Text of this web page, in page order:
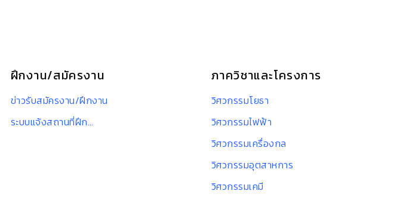
ฝึกงาน/สมัครงาน
ข่าวรับสมัครงาน/ฝึกงาน
ระบบแจ้งสถานที่ฝึก…
ภาควิชาและโครงการ
วิศวกรรมโยธา
วิศวกรรมไฟฟ้า
วิศวกรรมเครื่องกล
วิศวกรรมอุตสาหการ
วิศวกรรมเคมี